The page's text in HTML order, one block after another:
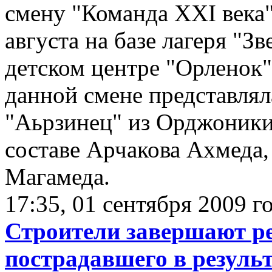
смену "Команда XXI
августа на базе лагеря
детском центре
данной смене
"Аьрзинец" из
составе Арчакова
Магамеда.
17:35, 01 сентября 2009
Строители завершают
пострадавшего в